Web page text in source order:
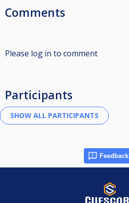
Comments
Please log in to comment
Participants
Feedback